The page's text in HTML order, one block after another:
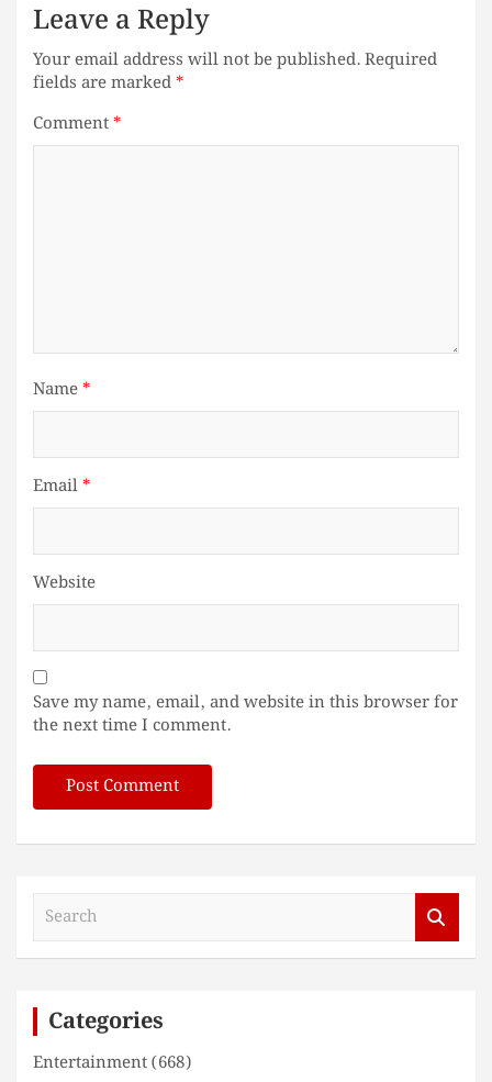
Leave a Reply
Your email address will not be published.Required
fields are marked*
Comment*
Name*
Email*
Website
Save my name, email, and website in this browser for
the next time I comment.
Categories
Entertainment(668)